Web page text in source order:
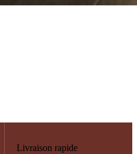
Livraison rapide